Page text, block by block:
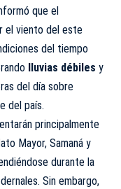
que el
el viento del este
del tiempo
lluvias débiles y
del día sobre
del país.
principalmente
Mayor, Samaná y
durante la
Sin embargo,